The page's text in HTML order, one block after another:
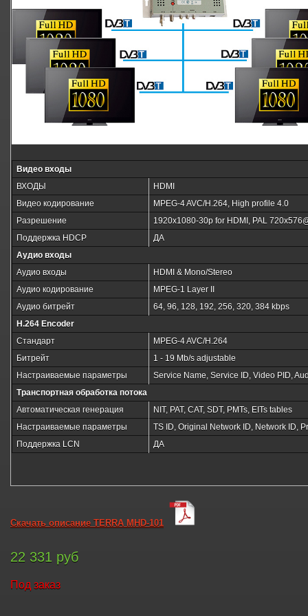
Видео входы
ВХОДЫ
HDMI
Видео кодирование
MPEG-4 AVC/H.264, High profile 4.0
Разрешение
1920x1080-30p for HDMI, PAL
Поддержка HDCP
ДА
Аудио входы
Аудио входы
HDMI & Mono/Stereo
Аудио кодирование
MPEG-1 Layer II
Аудио битрейт
64, 96, 128, 192, 256, 320, 384 kbps
H.264 Encoder
Стандарт
MPEG-4 AVC/H.264
Битрейт
1 - 19 Mb/s adjustable
Настраиваемые параметры
Service Name, Service ID, Video PID,
Транспортная обработка потока
Автоматическая генерация
NIT, PAT, CAT, SDT, PMTs, EITs tables
Настраиваемые параметры
TS ID, Original Network ID, Network ID,
Поддержка LCN
ДА
Скачать описание TERRA MHD-101
22 331 руб
Под заказ